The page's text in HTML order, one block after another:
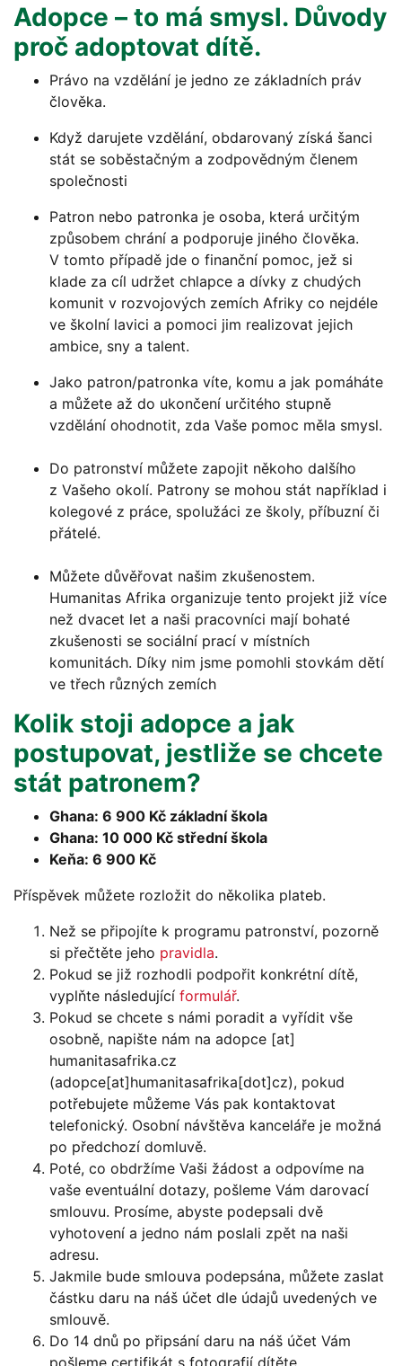
Adopce – to má smysl. Důvody
proč adoptovat dítě.
Právo na vzdělání je jedno ze základních práv
člověka.
Když darujete vzdělání, obdarovaný získá šanci
stát se soběstačným a zodpovědným členem
společnosti
Patron nebo patronka je osoba, která určitým
způsobem chrání a podporuje jiného člověka.
V tomto případě jde o finanční pomoc, jež si
klade za cíl udržet chlapce a dívky z chudých
komunit v rozvojových zemích Afriky co nejdéle
ve školní lavici a pomoci jim realizovat jejich
ambice, sny a talent.
Jako patron/patronka víte, komu a jak pomáháte
a můžete až do ukončení určitého stupně
vzdělání ohodnotit, zda Vaše pomoc měla smysl.
Do patronství můžete zapojit někoho dalšího
z Vašeho okolí. Patrony se mohou stát například i
kolegové z práce, spolužáci ze školy, příbuzní či
přátelé.
Můžete důvěřovat našim zkušenostem.
Humanitas Afrika organizuje tento projekt již více
než dvacet let a naši pracovníci mají bohaté
zkušenosti se sociální prací v místních
komunitách. Díky nim jsme pomohli stovkám dětí
ve třech různých zemích
Kolik stoji adopce a jak
postupovat, jestliže se chcete
stát patronem?
Ghana: 6 900 Kč základní škola
Ghana: 10 000 Kč střední škola
Keňa: 6 900 Kč
Příspěvek můžete rozložit do několika plateb.
Než se připojíte k programu patronství, pozorně
si přečtěte jeho pravidla.
Pokud se již rozhodli podpořit konkrétní dítě,
vyplňte následující formulář.
Pokud se chcete s námi poradit a vyřídit vše
osobně, napište nám na adopce [at]
humanitasafrika.cz
(adopce[at]humanitasafrika[dot]cz), pokud
potřebujete můžeme Vás pak kontaktovat
telefonický. Osobní návštěva kanceláře je možná
po předchozí domluvě.
Poté, co obdržíme Vaši žádost a odpovíme na
vaše eventuální dotazy, pošleme Vám darovací
smlouvu. Prosíme, abyste podepsali dvě
vyhotovení a jedno nám poslali zpět na naši
adresu.
Jakmile bude smlouva podepsána, můžete zaslat
částku daru na náš účet dle údajů uvedených ve
smlouvě.
Do 14 dnů po připsání daru na náš účet Vám
pošleme certifikát s fotografií dítěte.